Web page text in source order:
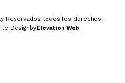
Reservados todos los derechos.
DesignbyElevation Web